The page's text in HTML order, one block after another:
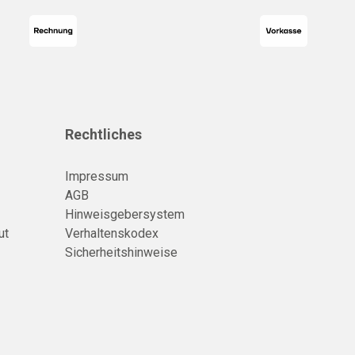
Rechtliches
Impressum
AGB
Hinweisgebersystem
Verhaltenskodex
Sicherheitshinweise